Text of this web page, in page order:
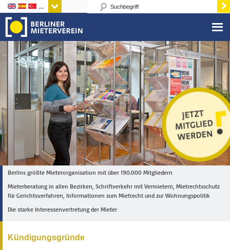
Sprachen
Berlins größte Mieterorganisation mit über 190.000 Mitgliedern
Mieterberatung in allen Bezirken, Schriftverkehr mit Vermietern, Mietrechtsschutz
für Gerichtsverfahren, Informationen zum Mietrecht und zur Wohnungspolitik
Die starke Interessenvertretung der Mieter
Kündigungsgründe